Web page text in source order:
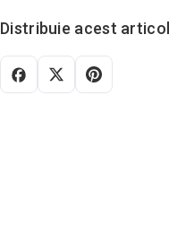
Distribuie acest articol